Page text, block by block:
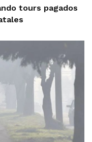
tours pagados